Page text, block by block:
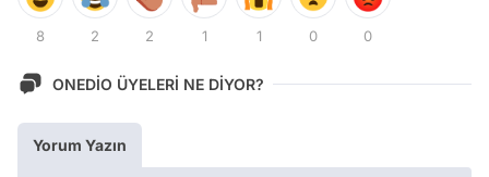
8 2 2 1 1 0 0
ONEDİO ÜYELERİ NE DİYOR?
Yorum Yazın